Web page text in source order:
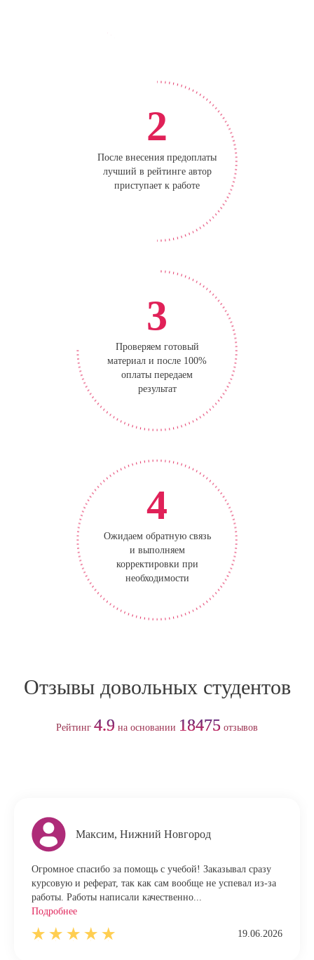
2
После внесения предоплаты
лучший в рейтинге автор
приступает к работе
3
Проверяем готовый
материал и после 100%
оплаты передаем
результат
4
Ожидаем обратную связь
и выполняем
корректировки при
необходимости
Отзывы довольных студентов
Рейтинг 4.9 на основании 18475 отзывов
Максим, Нижний Новгород
Огромное спасибо за помощь с учебой! Заказывал сразу
курсовую и реферат, так как сам вообще не успевал из-за
работы. Работы написали качественно...
Подробнее
19.06.2026